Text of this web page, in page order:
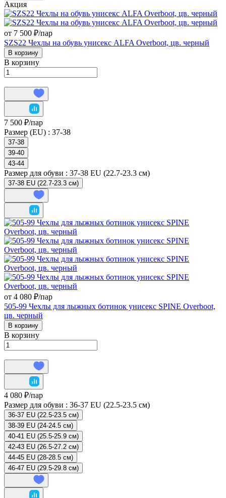
Акция
от 7 500 ₽/пар
SZS22 Чехлы на обувь унисекс ALFA Overboot, цв. черный
В корзину
В корзину
7 500 ₽/пар
Размер (EU) : 37-38
37-38
39-40
43-44
Размер для обуви : 37-38 EU (22.7-23.3 см)
37-38 EU (22.7-23.3 см)
от 4 080 ₽/пар
505-99 Чехлы для лыжных ботинок унисекс SPINE Overboot,
цв. черный
В корзину
В корзину
4 080 ₽/пар
Размер для обуви : 36-37 EU (22.5-23.5 см)
36-37 EU (22.5-23.5 см)
38-39 EU (24-24.5 см)
40-41 EU (25.5-25.9 см)
42-43 EU (26.5-27.2 см)
44-45 EU (28-28.5 см)
46-47 EU (29.5-29.8 см)